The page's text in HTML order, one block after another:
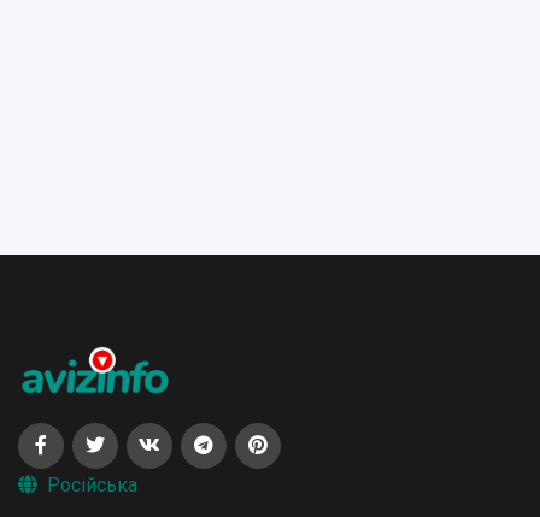
Російська